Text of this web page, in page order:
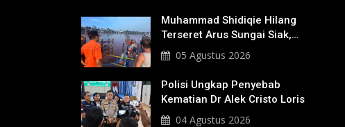
Muhammad Shidiqie Hilang
Terseret Arus Sungai Siak,
Penacarian Terus Dilakukan
05 Agustus 2026
Polisi Ungkap Penyebab
Kematian Dr Alek Cristo Loris
04 Agustus 2026